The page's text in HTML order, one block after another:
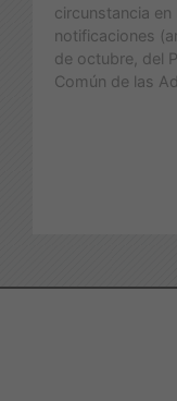
circunstancia
notificaciones
de octubre, del
Común de las